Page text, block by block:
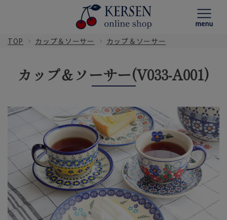
TOP カップ＆ソーサー カップ＆ソーサー
カップ＆ソーサー(V033-A001)